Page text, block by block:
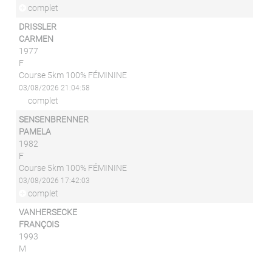
complet
DRISSLER
CARMEN
1977
F
Course 5km 100% FÉMININE
03/08/2026 21:04:58
complet
SENSENBRENNER
PAMELA
1982
F
Course 5km 100% FÉMININE
03/08/2026 17:42:03
complet
VANHERSECKE
FRANÇOIS
1993
M